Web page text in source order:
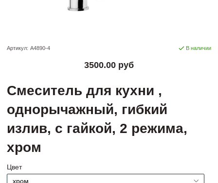
Артикул: A4890-4 В наличии
3500.00 руб
Cмеситель для кухни ,
однорычажный, гибкий
излив, с гайкой, 2 режима,
хром
Цвет